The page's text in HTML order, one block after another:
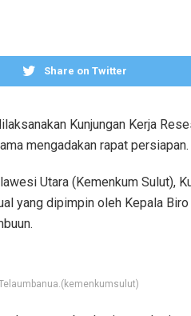
Share on Twitter
Kunjungan Kerja
mengadakan rapat persiapan.
Utara (Kemenkum Sulut),
yang dipimpin oleh Kepala Biro